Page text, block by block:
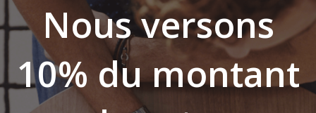
Nous versons
10% du montant